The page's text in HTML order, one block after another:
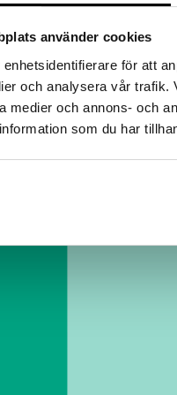
använder cookies
enhetsidentifierare för att
och analysera vår trafik.
medier och annons- och
som du har